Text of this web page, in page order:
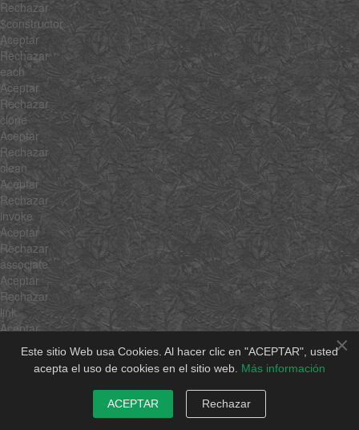
×
Este sitio Web usa Cookies. Al hacer clic en "ACEPTAR", usted
acepta el uso de cookies en el sitio web. Más información
ACEPTAR Rechazar
Rechazar
$constructor
Aceptar
Rechazar
each
Aceptar
Rechazar
clone
Aceptar
Rechazar
clean
Aceptar
Rechazar
invoke
Aceptar
Rechazar
associate
Aceptar
Rechazar
link
Aceptar
Rechazar
contains
Aceptar